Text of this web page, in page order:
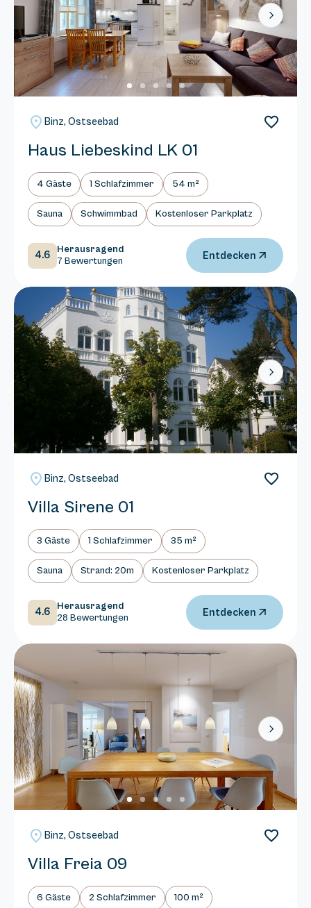
Next
Binz, Ostseebad
Haus Liebeskind LK 01
4 Gäste 1 Schlafzimmer 54 m²
Sauna Schwimmbad Kostenloser Parkplatz
4.6
Herausragend
7 Bewertungen
Entdecken
Next
Binz, Ostseebad
Villa Sirene 01
3 Gäste 1 Schlafzimmer 35 m²
Sauna Strand: 20m Kostenloser Parkplatz
4.6
Herausragend
28 Bewertungen
Entdecken
Next
Binz, Ostseebad
Villa Freia 09
6 Gäste 2 Schlafzimmer 100 m²